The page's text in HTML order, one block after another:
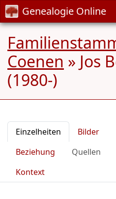
Genealogie Online
Coenen » Jos
(1980-)
Einzelheiten Bilder
Beziehung
Quellen
Kontext